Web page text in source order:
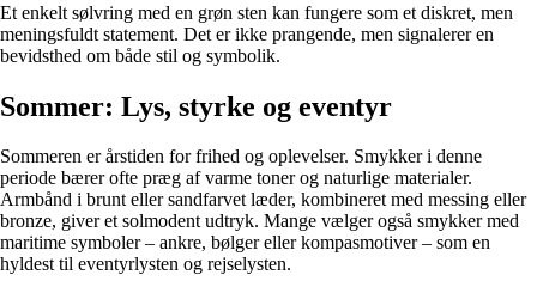
Et enkelt sølvring med en grøn sten kan fungere som et diskret, men
meningsfuldt statement. Det er ikke prangende, men signalerer en
bevidsthed om både stil og symbolik.
Sommer: Lys, styrke og eventyr
Sommeren er årstiden for frihed og oplevelser. Smykker i denne
periode bærer ofte præg af varme toner og naturlige materialer.
Armbånd i brunt eller sandfarvet læder, kombineret med messing eller
bronze, giver et solmodent udtryk. Mange vælger også smykker med
maritime symboler – ankre, bølger eller kompasmotiver – som en
hyldest til eventyrlysten og rejselysten.